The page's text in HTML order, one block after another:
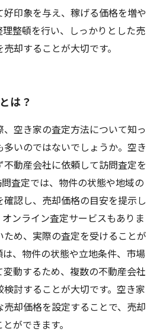
好印象を与え、稼げる価格を増や
整頓を行い、しっかりとした売
却することが大切です。
は？
空き家の査定方法について知っ
いのではないでしょうか。空き
動産会社に依頼して訪問査定を
査定では、物件の状態や地域の
認し、売却価格の目安を提示し
ンライン査定サービスもありま
め、実際の査定を受けることが
、物件の状態や立地条件、市場
動するため、複数の不動産会社
討することが大切です。空き家
却価格を設定することで、売却
ができます。